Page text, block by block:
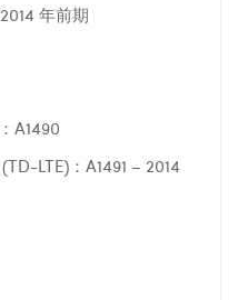
年前期
A1490
LTE)：A1491 – 2014